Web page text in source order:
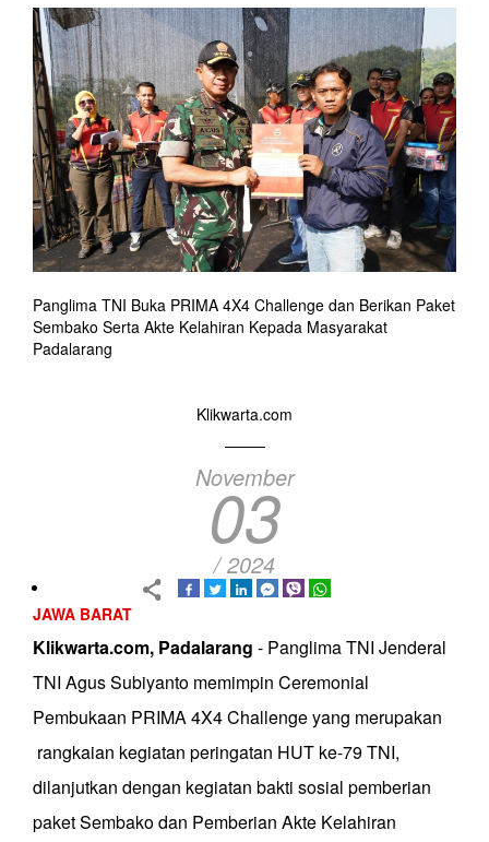
Panglima TNI Buka PRIMA 4X4 Challenge dan Berikan Paket
Sembako Serta Akte Kelahiran Kepada Masyarakat
Padalarang
Klikwarta.com
November
03
/ 2024
JAWA BARAT
Klikwarta.com, Padalarang - Panglima TNI Jenderal
TNI Agus Subiyanto memimpin Ceremonial
Pembukaan PRIMA 4X4 Challenge yang merupakan
rangkaian kegiatan peringatan HUT ke-79 TNI,
dilanjutkan dengan kegiatan bakti sosial pemberian
paket Sembako dan Pemberian Akte Kelahiran